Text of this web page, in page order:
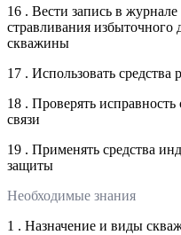
16 . Вести запись в
стравливания
скважины
17 . Использовать средства
18 . Проверять
связи
19 . Применять средства
защиты
Необходимые знания
1 . Назначение и виды